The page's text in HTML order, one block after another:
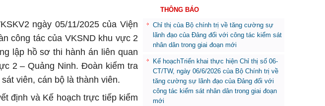
ngày 05/11/2025 của Viện
công tác của VKSND khu vực 2
lập hồ sơ thi hành án liên quan
2 – Quảng Ninh. Đoàn kiểm tra
viên, cán bộ là thành viên.
định và Kế hoạch trực tiếp kiểm
THÔNG BÁO
Chỉ thị của Bộ chính trị về tăng cường sự
lãnh đạo của Đảng đối với công tác kiểm sát
nhân dân trong giai đoạn mới
Kế hoạchTriển khai thực hiện Chỉ thị số 06-
CT/TW, ngày 06/6/2026 của Bộ Chính trị về
tăng cường sự lãnh đạo của Đảng đối với
công tác kiểm sát nhân dân trong giai đoạn
mới